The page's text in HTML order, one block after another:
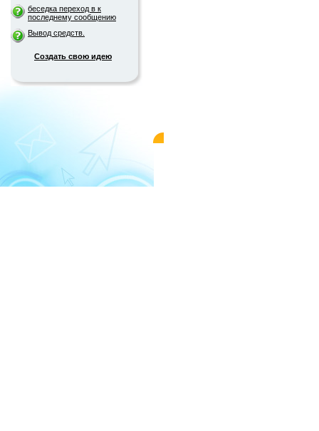
беседка переход в к
последнему сообщению
Вывод средств.
Создать свою идею